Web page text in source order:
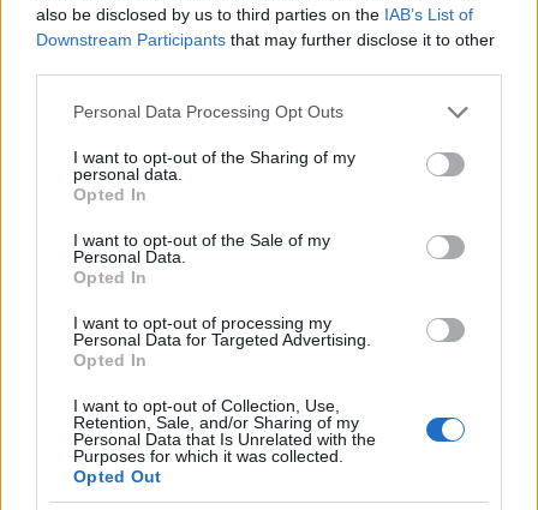
also be disclosed by us to third parties on the IAB’s List of
Downstream Participants that may further disclose it to other
Please note that this website/app uses one or more Google
not limited to your visit or usage behaviour. You may click to
grant or deny consent to Google and its third-party tags to
use your data for below specified purposes in below Google
consent section.
Personal Data Processing Opt Outs
I want to opt-out of the Sharing of my
personal data.
Opted In
I want to opt-out of the Sale of my
Personal Data.
Opted In
I want to opt-out of processing my
Personal Data for Targeted Advertising.
Opted In
I want to opt-out of Collection, Use,
Retention, Sale, and/or Sharing of my
Personal Data that Is Unrelated with the
Purposes for which it was collected.
Opted Out
Az 1992-ben rendezett kutyaszánhajtó versenyről
Howling Dog Aaska nevű, szánhajtáshoz
felszereléseket kínáló online bolt "rólunk"
menüpontja alatt lehet olvasni